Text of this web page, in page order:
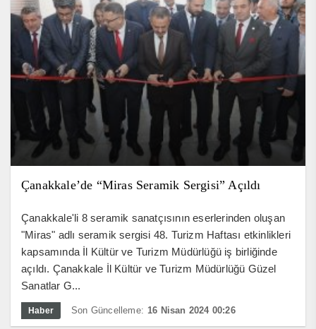
Çanakkale’de “Miras Seramik Sergisi” Açıldı
Çanakkale'li 8 seramik sanatçısının eserlerinden oluşan
"Miras" adlı seramik sergisi 48. Turizm Haftası etkinlikleri
kapsamında İl Kültür ve Turizm Müdürlüğü iş birliğinde
açıldı. Çanakkale İl Kültür ve Turizm Müdürlüğü Güzel
Sanatlar G...
Haber Son Güncelleme: 16 Nisan 2024 00:26